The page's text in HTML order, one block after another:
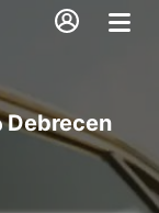
Debrecen